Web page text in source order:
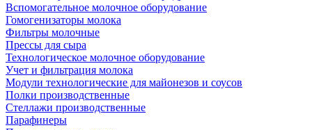
Вспомогательное молочное оборудование
Гомогенизаторы молока
Фильтры молочные
Прессы для сыра
Технологическое молочное оборудование
Учет и фильтрация молока
Модули технологические для майонезов и соусов
Полки производственные
Стеллажи производственные
Парафинеры